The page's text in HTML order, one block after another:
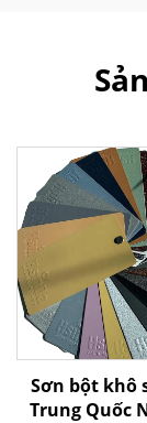
Sơn bột khô
Trung Quốc